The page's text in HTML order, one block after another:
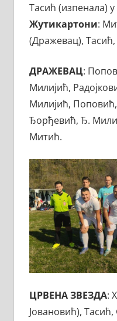
Тасић (изпенала)
Жутикартони:
(Дражевац), Тасић,
ДРАЖЕВАЦ:
Милијић,
Милијић,
Ђорђевић, Ђ.
Митић.
ЦРВЕНА ЗВЕЗДА:
Јовановић),